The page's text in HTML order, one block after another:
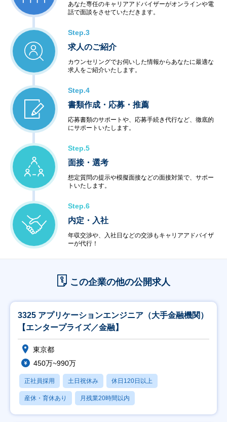
あなた専任のキャリアアドバイザーがオンラインや電
話で面談をさせていただきます。
Step.3
求人のご紹介
カウンセリングでお伺いした情報からあなたに最適な
求人をご紹介いたします。
Step.4
書類作成・応募・推薦
応募書類のサポートや、応募手続き代行など、徹底的
にサポートいたします。
Step.5
面接・選考
想定質問の提示や模擬面接などの面接対策で、サポー
トいたします。
Step.6
内定・入社
年収交渉や、入社日などの交渉もキャリアアドバイザ
ーが代行！
この企業の他の公開求人
3325 アプリケーションエンジニア（大手金融機関）
【エンタープライズ／金融】
東京都
450万~990万
正社員採用 土日祝休み 休日120日以上
産休・育休あり 月残業20時間以内